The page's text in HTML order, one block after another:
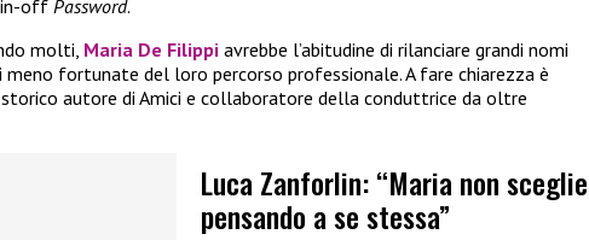
off Password.
molti, Maria De Filippi avrebbe l’abitudine di rilanciare grandi nomi
fortunate del loro percorso professionale. A fare chiarezza è
storico autore di Amici e collaboratore della conduttrice da oltre
Luca Zanforlin: “Maria non sceglie
pensando a se stessa”